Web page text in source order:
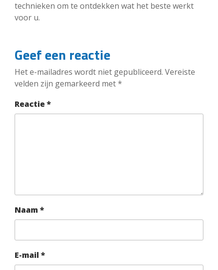
technieken om te ontdekken wat het beste werkt
voor u.
Geef een reactie
Het e-mailadres wordt niet gepubliceerd. Vereiste
velden zijn gemarkeerd met*
Reactie*
Naam *
E-mail *